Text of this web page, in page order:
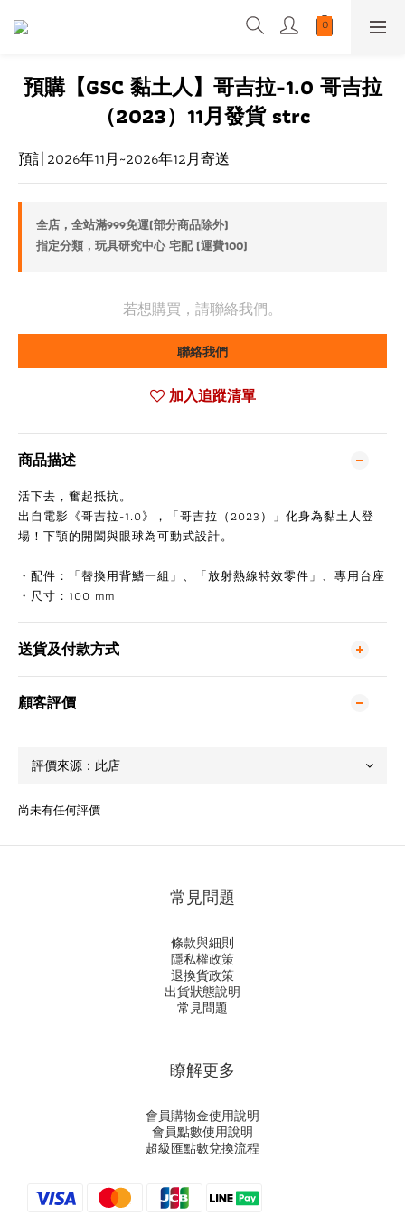
預購【GSC 黏土人】哥吉拉-1.0 哥吉拉
（2023）11月發貨 strc
預計2026年11月~2026年12月寄送
全店，全站滿999免運(部分商品除外)
指定分類，玩具研究中心 宅配 (運費100)
若想購買，請聯絡我們。
聯絡我們
加入追蹤清單
商品描述
活下去，奮起抵抗。
出自電影《哥吉拉-1.0》，「哥吉拉（2023）」化身為黏土人登
場！下顎的開闔與眼球為可動式設計。
・配件：「替換用背鰭一組」、「放射熱線特效零件」、專用台座
・尺寸：100 mm
送貨及付款方式
顧客評價
尚未有任何評價
常見問題
條款與細則
隱私權政策
退換貨政策
出貨狀態說明
常見問題
瞭解更多
會員購物金使用說明
會員點數使用說明
超級匯點數兌換流程